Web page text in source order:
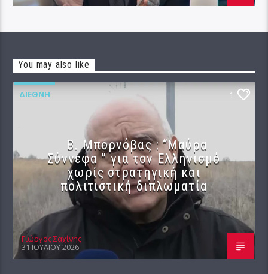
You may also like
ΔΙΕΘΝΉ 1
B. Μπορνόβας : “Μαύρα
Σύννεφα ” για τον Ελληνισμό
χωρίς στρατηγική και
πολιτιστική διπλωματία
Γιώργος Σαχίνης
31 ΙΟΥΛΊΟΥ 2026